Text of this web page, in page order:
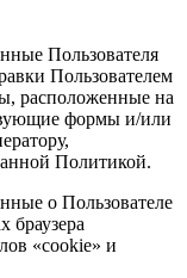
Пользователя
Пользователем
расположенные на
формы и/или
Политикой.
о Пользователе
браузера
«cookie» и